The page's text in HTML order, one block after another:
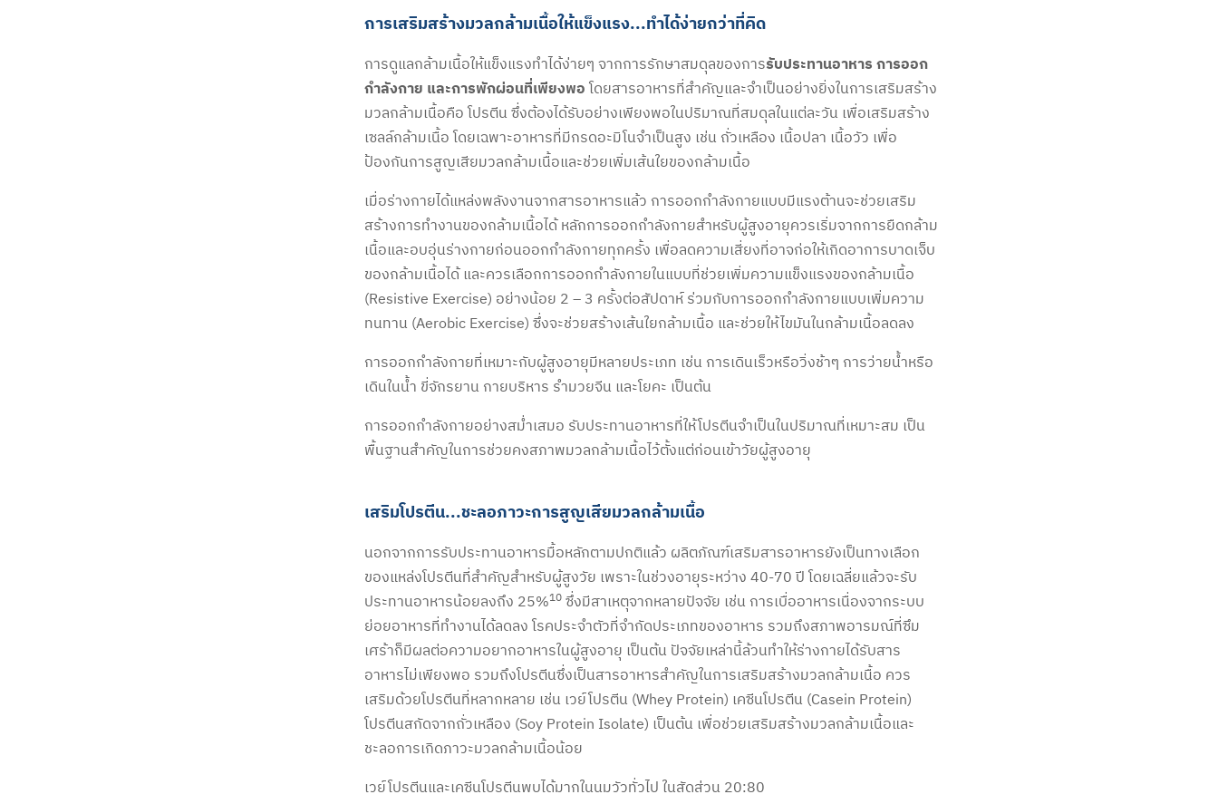
การเสริมสร้างมวลกล้ามเนื้อให้แข็งแรง...ทำได้ง่ายกว่าที่คิด
การดูแลกล้ามเนื้อให้แข็งแรงทำได้ง่ายๆ จากการรักษาสมดุลของการรับประทานอาหาร การออก
กำลังกาย และการพักผ่อนที่เพียงพอโดยสารอาหารที่สำคัญและจำเป็นอย่างยิ่งในการเสริมสร้าง
มวลกล้ามเนื้อคือ โปรตีน ซึ่งต้องได้รับอย่างเพียงพอในปริมาณที่สมดุลในแต่ละวัน เพื่อเสริมสร้าง
เซลล์กล้ามเนื้อ โดยเฉพาะอาหารที่มีกรดอะมิโนจำเป็นสูง เช่น ถั่วเหลือง เนื้อปลา เนื้อวัว เพื่อ
ป้องกันการสูญเสียมวลกล้ามเนื้อและช่วยเพิ่มเส้นใยของกล้ามเนื้อ
เมื่อร่างกายได้แหล่งพลังงานจากสารอาหารแล้ว การออกกำลังกายแบบมีแรงต้านจะช่วยเสริม
สร้างการทำงานของกล้ามเนื้อได้ หลักการออกกำลังกายสำหรับผู้สูงอายุควรเริ่มจากการยืดกล้าม
เนื้อและอบอุ่นร่างกายก่อนออกกำลังกายทุกครั้ง เพื่อลดความเสี่ยงที่อาจก่อให้เกิดอาการบาดเจ็บ
ของกล้ามเนื้อได้ และควรเลือกการออกกำลังกายในแบบที่ช่วยเพิ่มความแข็งแรงของกล้ามเนื้อ
(Resistive Exercise) อย่างน้อย 2 – 3 ครั้งต่อสัปดาห์ ร่วมกับการออกกำลังกายแบบเพิ่มความ
ทนทาน (Aerobic Exercise) ซึ่งจะช่วยสร้างเส้นใยกล้ามเนื้อ และช่วยให้ไขมันในกล้ามเนื้อลดลง
การออกกำลังกายที่เหมาะกับผู้สูงอายุมีหลายประเภท เช่น การเดินเร็วหรือวิ่งช้าๆ การว่ายน้ำหรือ
เดินในน้ำ ขี่จักรยาน กายบริหาร รำมวยจีน และโยคะ เป็นต้น
การออกกำลังกายอย่างสม่ำเสมอ รับประทานอาหารที่ให้โปรตีนจำเป็นในปริมาณที่เหมาะสม เป็น
พื้นฐานสำคัญในการช่วยคงสภาพมวลกล้ามเนื้อไว้ตั้งแต่ก่อนเข้าวัยผู้สูงอายุ
เสริมโปรตีน...ชะลอภาวะการสูญเสียมวลกล้ามเนื้อ
นอกจากการรับประทานอาหารมื้อหลักตามปกติแล้ว ผลิตภัณฑ์เสริมสารอาหารยังเป็นทางเลือก
ของแหล่งโปรตีนที่สำคัญสำหรับผู้สูงวัย เพราะในช่วงอายุระหว่าง 40-70 ปี โดยเฉลี่ยแล้วจะรับ
ประทานอาหารน้อยลงถึง 25%10 ซึ่งมีสาเหตุจากหลายปัจจัย เช่น การเบื่ออาหารเนื่องจากระบบ
ย่อยอาหารที่ทำงานได้ลดลง โรคประจำตัวที่จำกัดประเภทของอาหาร รวมถึงสภาพอารมณ์ที่ซึม
เศร้าก็มีผลต่อความอยากอาหารในผู้สูงอายุ เป็นต้น ปัจจัยเหล่านี้ล้วนทำให้ร่างกายได้รับสาร
อาหารไม่เพียงพอ รวมถึงโปรตีนซึ่งเป็นสารอาหารสำคัญในการเสริมสร้างมวลกล้ามเนื้อ ควร
เสริมด้วยโปรตีนที่หลากหลาย เช่น เวย์โปรตีน (Whey Protein) เคซีนโปรตีน (Casein Protein)
โปรตีนสกัดจากถั่วเหลือง (Soy Protein Isolate) เป็นต้น เพื่อช่วยเสริมสร้างมวลกล้ามเนื้อและ
ชะลอการเกิดภาวะมวลกล้ามเนื้อน้อย
เวย์โปรตีนและเคซีนโปรตีนพบได้มากในนมวัวทั่วไป ในสัดส่วน 20:80